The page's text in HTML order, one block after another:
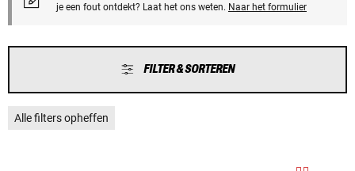
je een fout ontdekt? Laat het ons weten. Naar het formulier
FILTER & SORTEREN
Alle filters opheffen